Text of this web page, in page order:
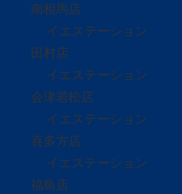
南相馬店
イエステーション
田村店
イエステーション
会津若松店
イエステーション
喜多方店
イエステーション
福島店